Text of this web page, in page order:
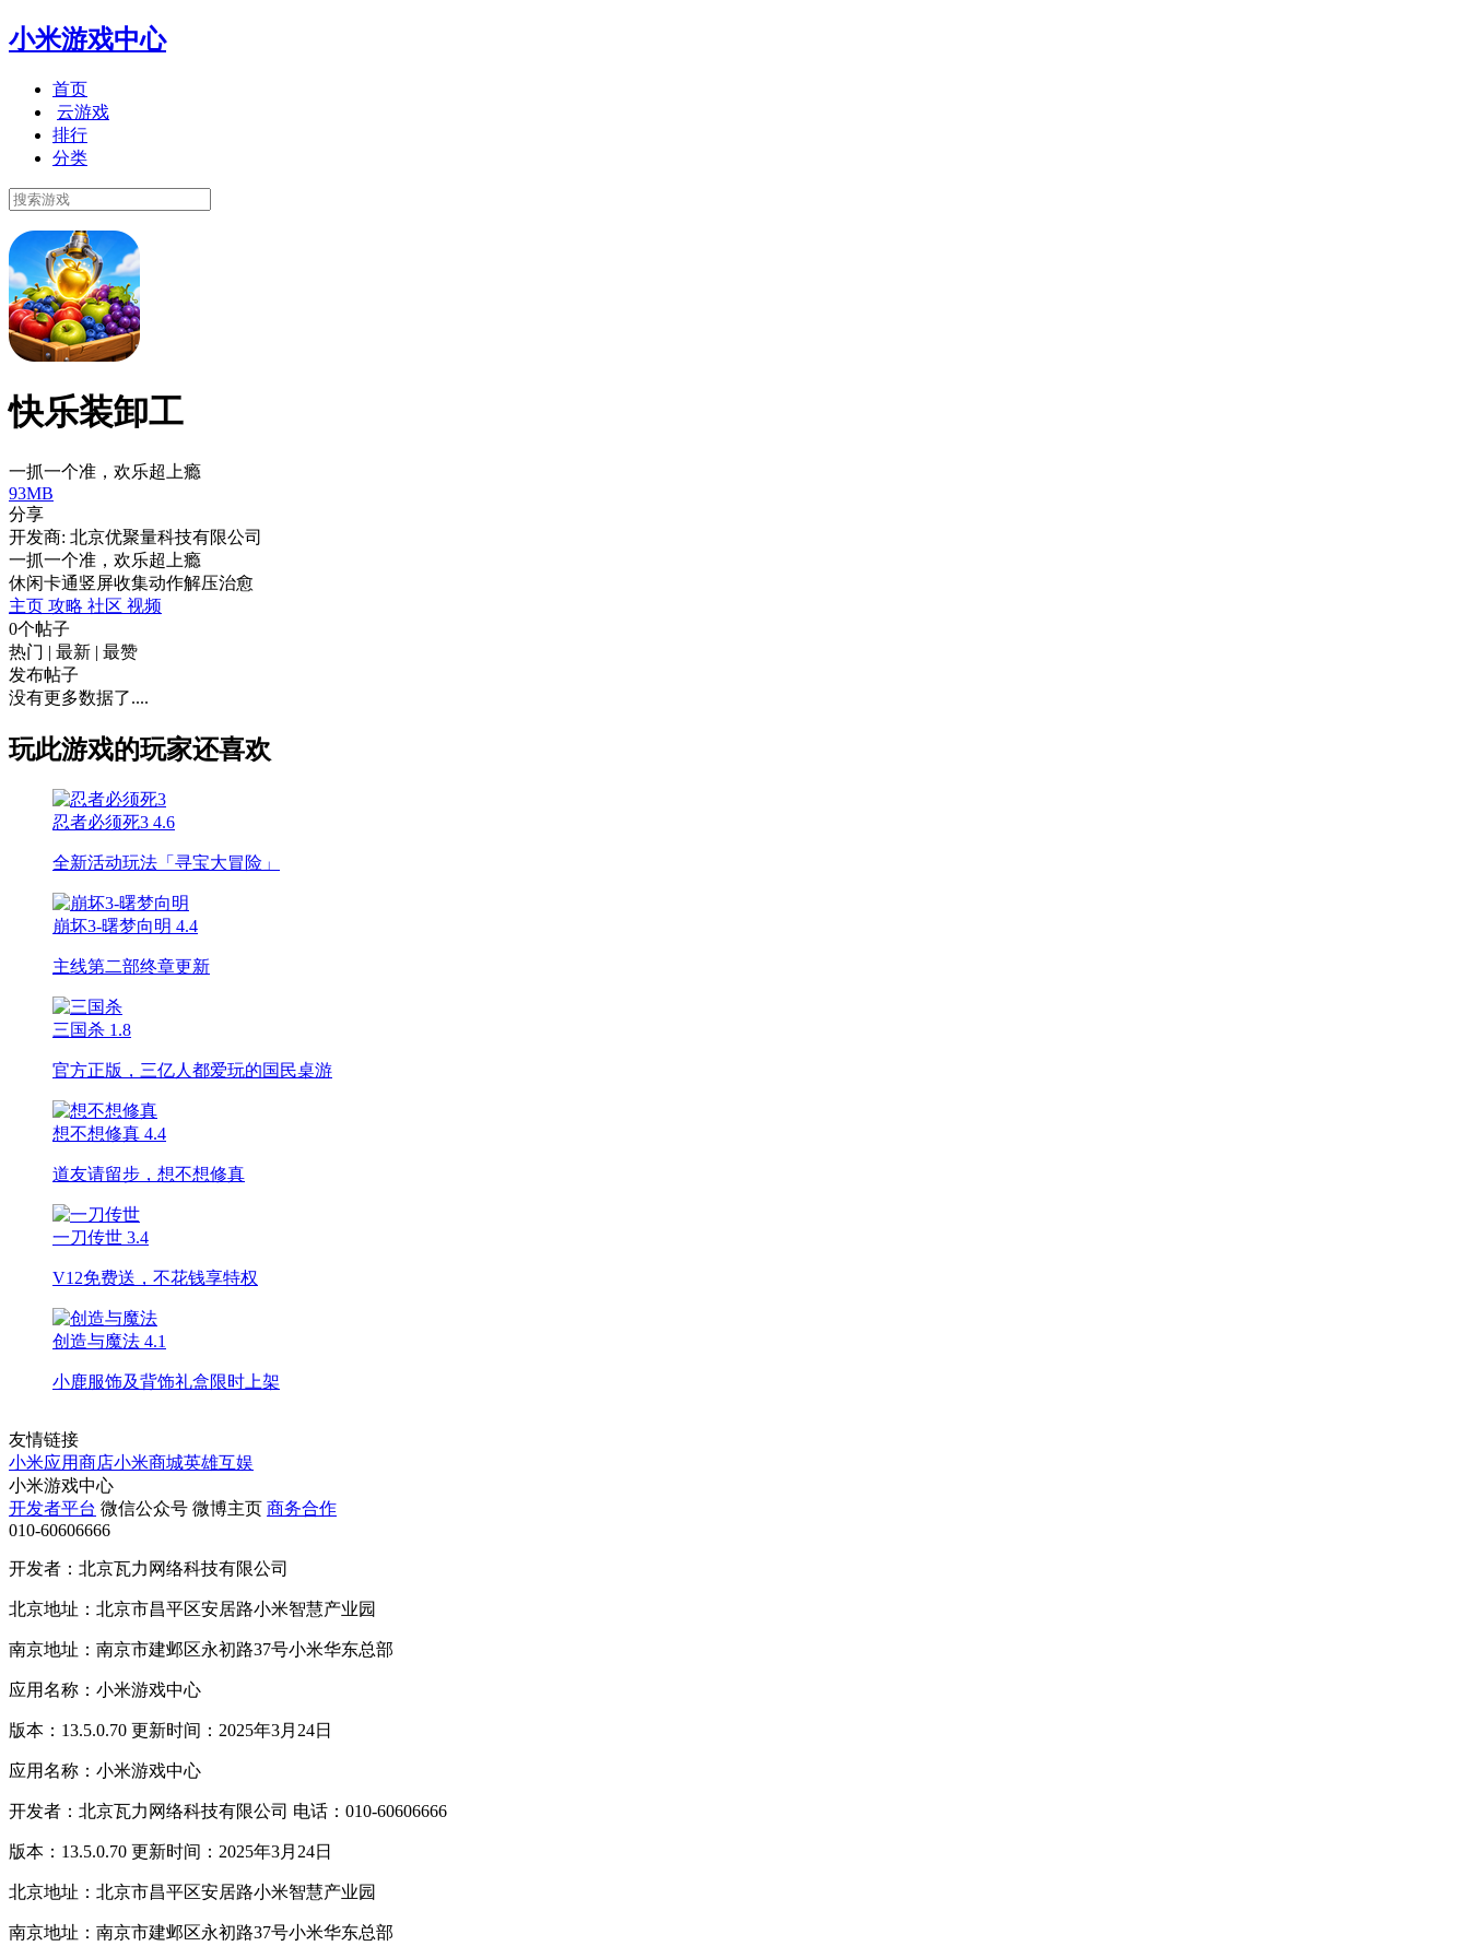
小米游戏中心
首页
云游戏
排行
分类
快乐装卸工
一抓一个准，欢乐超上瘾
93MB
分享
开发商: 北京优聚量科技有限公司
一抓一个准，欢乐超上瘾
休闲卡通竖屏收集动作解压治愈
主页 攻略 社区 视频
0个帖子
热门 | 最新 | 最赞
发布帖子
没有更多数据了....
玩此游戏的玩家还喜欢
忍者必须死3 4.6
全新活动玩法「寻宝大冒险」
崩坏3-曙梦向明 4.4
主线第二部终章更新
三国杀 1.8
官方正版，三亿人都爱玩的国民桌游
想不想修真 4.4
道友请留步，想不想修真
一刀传世 3.4
V12免费送，不花钱享特权
创造与魔法 4.1
小鹿服饰及背饰礼盒限时上架
友情链接
小米应用商店小米商城英雄互娱
小米游戏中心
开发者平台 微信公众号 微博主页 商务合作
010-60606666
开发者：北京瓦力网络科技有限公司
北京地址：北京市昌平区安居路小米智慧产业园
南京地址：南京市建邺区永初路37号小米华东总部
应用名称：小米游戏中心
版本：13.5.0.70 更新时间：2025年3月24日
应用名称：小米游戏中心
开发者：北京瓦力网络科技有限公司 电话：010-60606666
版本：13.5.0.70 更新时间：2025年3月24日
北京地址：北京市昌平区安居路小米智慧产业园
南京地址：南京市建邺区永初路37号小米华东总部